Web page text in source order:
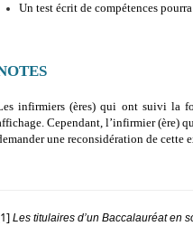
Un test écrit de compétences
infirmiers (ères) qui ont suivi la
Cependant, l’infirmier (ère)
une reconsidération de cette
Les titulaires d’un Baccalauréat en